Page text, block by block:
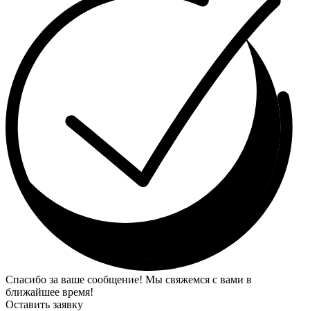
Спасибо за ваше сообщение! Мы свяжемся с вами в
ближайшее время!
Оставить заявку